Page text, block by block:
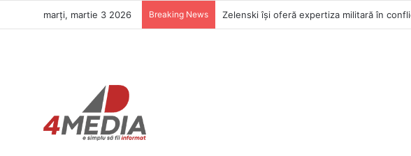
marți, martie 3 2026 Breaking News